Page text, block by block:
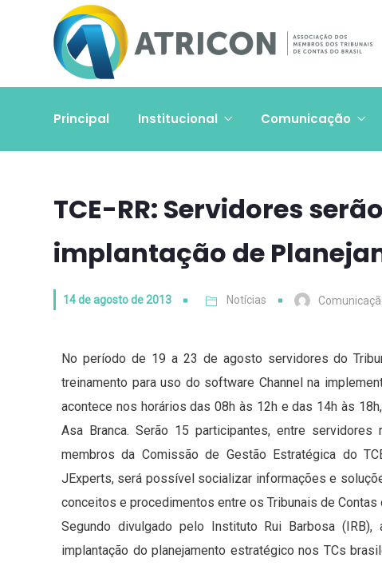
Principal Institucional Comunicação
TCE-RR: Servidores
implantação de
14 de agosto de 2013 Notícias
No período de 19 a 23 de agosto servidores do
treinamento para uso do software Channel na
acontece nos horários das 08h às 12h e das 14h às
Asa Branca. Serão 15 participantes, entre
membros da Comissão de Gestão Estratégica do
JExperts, será possível socializar informações e
conceitos e procedimentos entre os Tribunais de Contas
Segundo divulgado pelo Instituto Rui Barbosa
implantação do planejamento estratégico nos TCs